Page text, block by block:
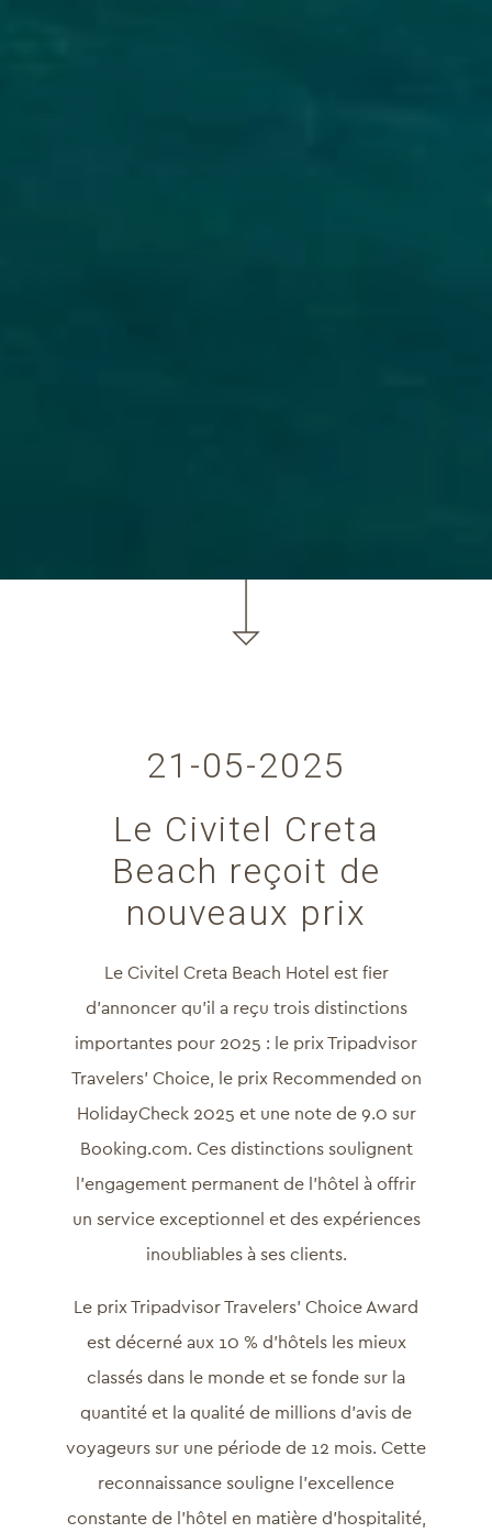
21-05-2025
Le Civitel Creta
Beach reçoit de
nouveaux prix
Le Civitel Creta Beach Hotel est fier
d’annoncer qu’il a reçu trois distinctions
importantes pour 2025 : le prix Tripadvisor
Travelers’ Choice, le prix Recommended on
HolidayCheck 2025 et une note de 9.0 sur
Booking.com. Ces distinctions soulignent
l’engagement permanent de l’hôtel à offrir
un service exceptionnel et des expériences
inoubliables à ses clients.
Le prix Tripadvisor Travelers’ Choice Award
est décerné aux 10 % d’hôtels les mieux
classés dans le monde et se fonde sur la
quantité et la qualité de millions d’avis de
voyageurs sur une période de 12 mois. Cette
reconnaissance souligne l’excellence
constante de l’hôtel en matière d’hospitalité,